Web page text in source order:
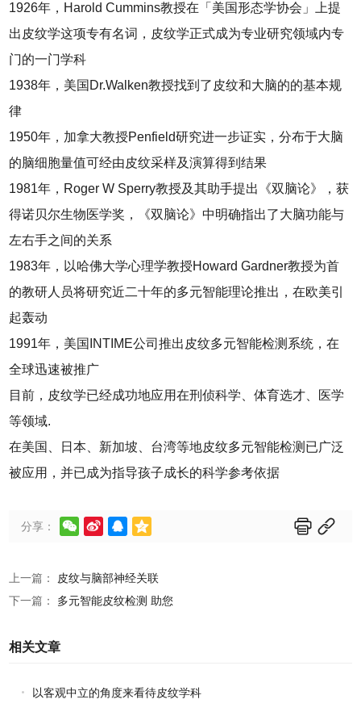
1926年，Harold Cummins教授在「美国形态学协会」上提
出皮纹学这项专有名词，皮纹学正式成为专业研究领域内专
门的一门学科
1938年，美国Dr.Walken教授找到了皮纹和大脑的的基本规
律
1950年，加拿大教授Penfield研究进一步证实，分布于大脑
的脑细胞量值可经由皮纹采样及演算得到结果
1981年，Roger W Sperry教授及其助手提出《双脑论》，获
得诺贝尔生物医学奖，《双脑论》中明确指出了大脑功能与
左右手之间的关系
1983年，以哈佛大学心理学教授Howard Gardner教授为首
的教研人员将研究近二十年的多元智能理论推出，在欧美引
起轰动
1991年，美国INTIME公司推出皮纹多元智能检测系统，在
全球迅速被推广
目前，皮纹学已经成功地应用在刑侦科学、体育选才、医学
等领域.
在美国、日本、新加坡、台湾等地皮纹多元智能检测已广泛
被应用，并已成为指导孩子成长的科学参考依据
分享：      
上一篇：
皮纹与脑部神经关联
下一篇： 多元智能皮纹检测 助您
相关文章
以客观中立的角度来看待皮纹学科